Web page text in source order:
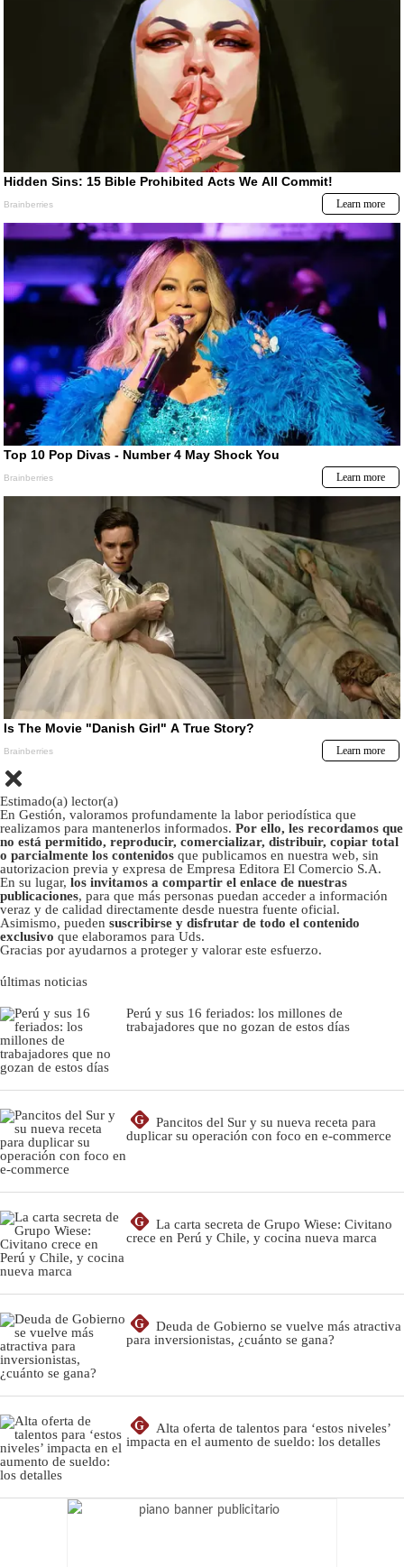
Estimado(a) lector(a)
En Gestión, valoramos profundamente la labor periodística que
realizamos para mantenerlos informados. Por ello, les recordamos que
no está permitido, reproducir, comercializar, distribuir, copiar total
o parcialmente los contenidos que publicamos en nuestra web, sin
autorizacion previa y expresa de Empresa Editora El Comercio S.A.
En su lugar, los invitamos a compartir el enlace de nuestras
publicaciones, para que más personas puedan acceder a información
veraz y de calidad directamente desde nuestra fuente oficial.
Asimismo, pueden suscribirse y disfrutar de todo el contenido
exclusivo que elaboramos para Uds.
Gracias por ayudarnos a proteger y valorar este esfuerzo.
últimas noticias
Perú y sus 16 feriados: los millones de
trabajadores que no gozan de estos días
G
Pancitos del Sur y su nueva receta para
duplicar su operación con foco en e-commerce
G
La carta secreta de Grupo Wiese: Civitano
crece en Perú y Chile, y cocina nueva marca
G
Deuda de Gobierno se vuelve más atractiva
para inversionistas, ¿cuánto se gana?
G
Alta oferta de talentos para ‘estos niveles’
impacta en el aumento de sueldo: los detalles